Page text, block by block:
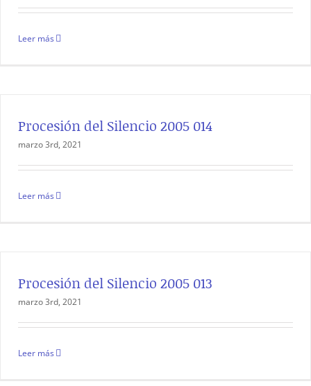
Leer más
Procesión del Silencio 2005 014
marzo 3rd, 2021
Leer más
Procesión del Silencio 2005 013
marzo 3rd, 2021
Leer más